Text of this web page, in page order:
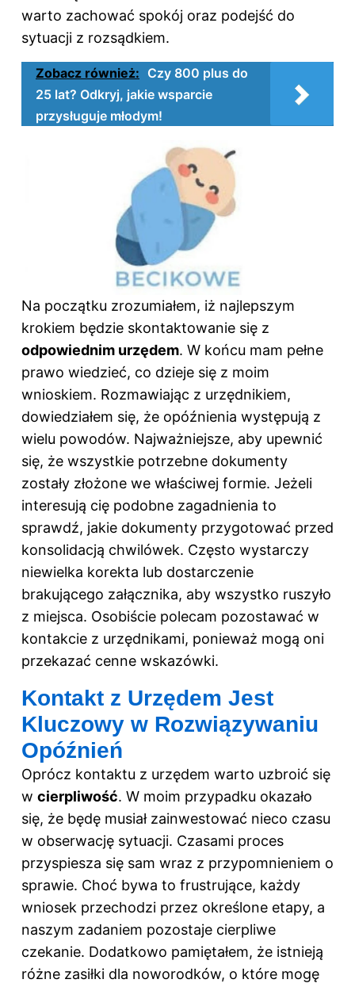
warto zachować spokój oraz podejść do
sytuacji z rozsądkiem.
Zobacz również: Czy 800 plus do
25 lat? Odkryj, jakie wsparcie
przysługuje młodym!
Na początku zrozumiałem, iż najlepszym
krokiem będzie skontaktowanie się z
odpowiednim urzędem. W końcu mam pełne
prawo wiedzieć, co dzieje się z moim
wnioskiem. Rozmawiając z urzędnikiem,
dowiedziałem się, że opóźnienia występują z
wielu powodów. Najważniejsze, aby upewnić
się, że wszystkie potrzebne dokumenty
zostały złożone we właściwej formie. Jeżeli
interesują cię podobne zagadnienia to
sprawdź, jakie dokumenty przygotować przed
konsolidacją chwilówek. Często wystarczy
niewielka korekta lub dostarczenie
brakującego załącznika, aby wszystko ruszyło
z miejsca. Osobiście polecam pozostawać w
kontakcie z urzędnikami, ponieważ mogą oni
przekazać cenne wskazówki.
Kontakt z Urzędem Jest
Kluczowy w Rozwiązywaniu
Opóźnień
Oprócz kontaktu z urzędem warto uzbroić się
w cierpliwość. W moim przypadku okazało
się, że będę musiał zainwestować nieco czasu
w obserwację sytuacji. Czasami proces
przyspiesza się sam wraz z przypomnieniem o
sprawie. Choć bywa to frustrujące, każdy
wniosek przechodzi przez określone etapy, a
naszym zadaniem pozostaje cierpliwe
czekanie. Dodatkowo pamiętałem, że istnieją
różne zasiłki dla noworodków, o które mogę